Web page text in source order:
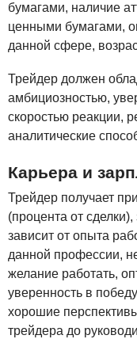
бумагами, наличие
ценными бумагами,
данной сфере,
Трейдер должен
амбициозностью,
скоростью реакции,
аналитические
Карьера и
Трейдер получает
(процента от
зависит от опыта
данной профессии,
желание работать,
уверенность в
хорошие
трейдера до